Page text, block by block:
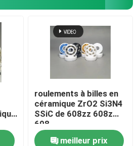
avancée
silicium
silicium
de zircone
roulements à billes en
céramique ZrO2 Si3N4
SSiC de 608zz 608z
608
meilleur prix